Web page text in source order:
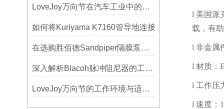
LoveJoy万向节在汽车工业中的重要性
如何将Kuriyama K7160管导地连接
在选购胜佰德Sandpiper隔膜泵时应该注意哪些关键参数？
深入解析Blacoh脉冲阻尼器的工作原理与应用
LoveJoy万向节的工作环境与适用范围
l 美国派
载，有
l 非金属
l 材质：
l 工作压
l 速度：